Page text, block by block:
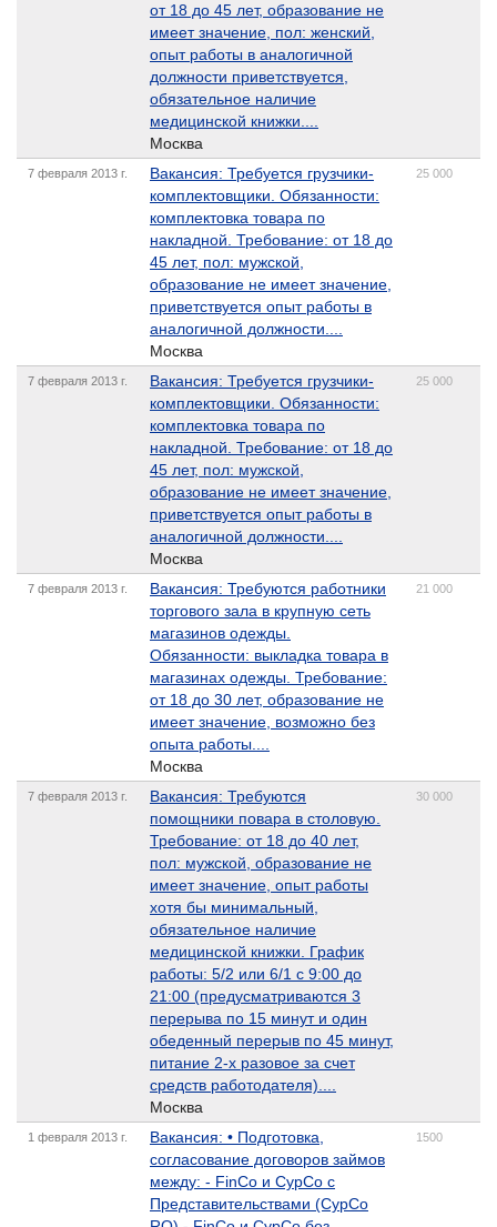
от 18 до 45 лет, образование не
имеет значение, пол: женский,
опыт работы в аналогичной
должности приветствуется,
обязательное наличие
медицинской книжки....
Москва
7 февраля 2013 г.
Вакансия: Требуется грузчики-
комплектовщики. Обязанности:
комплектовка товара по
накладной. Требование: от 18 до
45 лет, пол: мужской,
образование не имеет значение,
приветствуется опыт работы в
аналогичной должности....
Москва
25 000
7 февраля 2013 г.
Вакансия: Требуется грузчики-
комплектовщики. Обязанности:
комплектовка товара по
накладной. Требование: от 18 до
45 лет, пол: мужской,
образование не имеет значение,
приветствуется опыт работы в
аналогичной должности....
Москва
25 000
7 февраля 2013 г.
Вакансия: Требуются работники
торгового зала в крупную сеть
магазинов одежды.
Обязанности: выкладка товара в
магазинах одежды. Требование:
от 18 до 30 лет, образование не
имеет значение, возможно без
опыта работы....
Москва
21 000
7 февраля 2013 г.
Вакансия: Требуются
помощники повара в столовую.
Требование: от 18 до 40 лет,
пол: мужской, образование не
имеет значение, опыт работы
хотя бы минимальный,
обязательное наличие
медицинской книжки. График
работы: 5/2 или 6/1 с 9:00 до
21:00 (предусматриваются 3
перерыва по 15 минут и один
обеденный перерыв по 45 минут,
питание 2-х разовое за счет
средств работодателя)....
Москва
30 000
1 февраля 2013 г.
Вакансия: • Подготовка,
согласование договоров займов
между: - FinCo и CypCo с
Представительствами (CypCo
1500